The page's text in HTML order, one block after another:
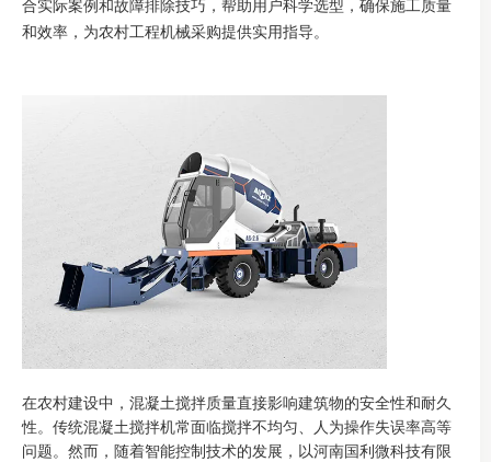
合实际案例和故障排除技巧，帮助用户科学选型，确保施工质量
和效率，为农村工程机械采购提供实用指导。
在农村建设中，混凝土搅拌质量直接影响建筑物的安全性和耐久
性。传统混凝土搅拌机常面临搅拌不均匀、人为操作失误率高等
问题。然而，随着智能控制技术的发展，以河南国利微科技有限